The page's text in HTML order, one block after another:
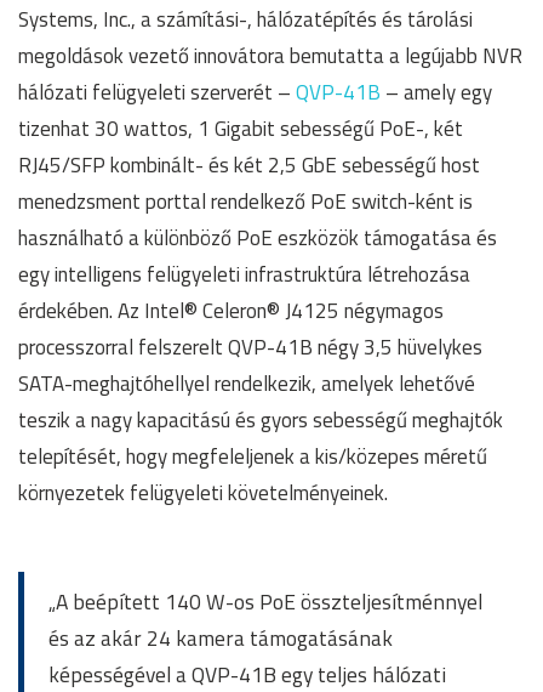
Systems, Inc., a számítási-, hálózatépítés és tárolási
megoldások vezető innovátora bemutatta a legújabb NVR
hálózati felügyeleti szerverét –QVP-41B – amely egy
tizenhat 30 wattos, 1 Gigabit sebességű PoE-, két
RJ45/SFP kombinált- és két 2,5 GbE sebességű host
menedzsment porttal rendelkező PoE switch-ként is
használható a különböző PoE eszközök támogatása és
egy intelligens felügyeleti infrastruktúra létrehozása
érdekében. Az Intel® Celeron® J4125 négymagos
processzorral felszerelt QVP-41B négy 3,5 hüvelykes
SATA-meghajtóhellyel rendelkezik, amelyek lehetővé
teszik a nagy kapacitású és gyors sebességű meghajtók
telepítését, hogy megfeleljenek a kis/közepes méretű
környezetek felügyeleti követelményeinek.
„A beépített 140 W-os PoE összteljesítménnyel
és az akár 24 kamera támogatásának
képességével a QVP-41B egy teljes hálózati